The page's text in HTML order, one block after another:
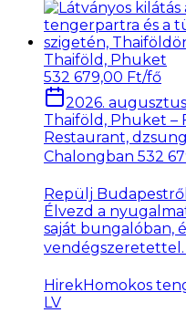
Thaiföld, Phuket
532 679,00 Ft/fő
2026. augusztus
Thaiföld, Phuket –
Restaurant,
Chalongban 532
Repülj
Élvezd a
saját bungalóban,
HirekHomokos
LV